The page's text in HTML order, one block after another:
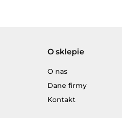
O sklepie
O nas
Dane firmy
Kontakt